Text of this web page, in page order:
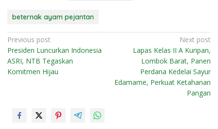
beternak ayam pejantan
N
a
v
Previous post
Presiden Luncurkan Indonesia
ASRI, NTB Tegaskan
Komitmen Hijau
Next post
Lapas Kelas II A Kuripan,
Lombok Barat, Panen
Perdana Kedelai Sayur
Edamame, Perkuat Ketahanan
Pangan